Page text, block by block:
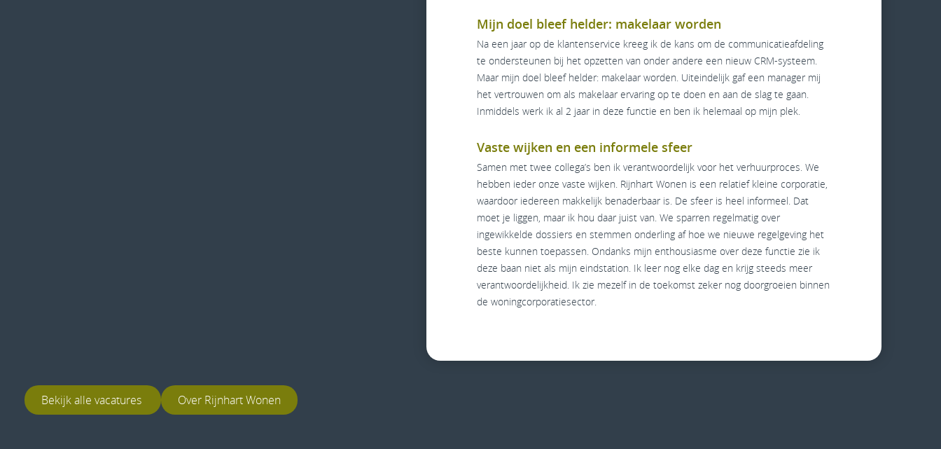
Mijn doel bleef helder: makelaar worden
Na een jaar op de klantenservice kreeg ik de kans om de communicatieafdeling
te ondersteunen bij het opzetten van onder andere een nieuw CRM-systeem.
Maar mijn doel bleef helder: makelaar worden. Uiteindelijk gaf een manager mij
het vertrouwen om als makelaar ervaring op te doen en aan de slag te gaan.
Inmiddels werk ik al 2 jaar in deze functie en ben ik helemaal op mijn plek.
Vaste wijken en een informele sfeer
Samen met twee collega’s ben ik verantwoordelijk voor het verhuurproces. We
hebben ieder onze vaste wijken. Rijnhart Wonen is een relatief kleine corporatie,
waardoor iedereen makkelijk benaderbaar is. De sfeer is heel informeel. Dat
moet je liggen, maar ik hou daar juist van. We sparren regelmatig over
ingewikkelde dossiers en stemmen onderling af hoe we nieuwe regelgeving het
beste kunnen toepassen. Ondanks mijn enthousiasme over deze functie zie ik
deze baan niet als mijn eindstation. Ik leer nog elke dag en krijg steeds meer
verantwoordelijkheid. Ik zie mezelf in de toekomst zeker nog doorgroeien binnen
de woningcorporatiesector.
Bekijk alle vacatures Over Rijnhart Wonen